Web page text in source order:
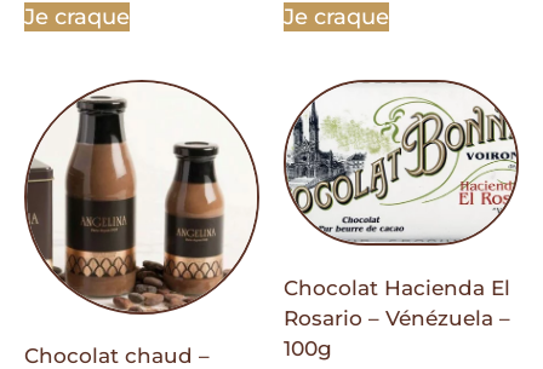
Je craque Je craque
Chocolat chaud –
Chocolat Hacienda El
Rosario – Vénézuela –
100g